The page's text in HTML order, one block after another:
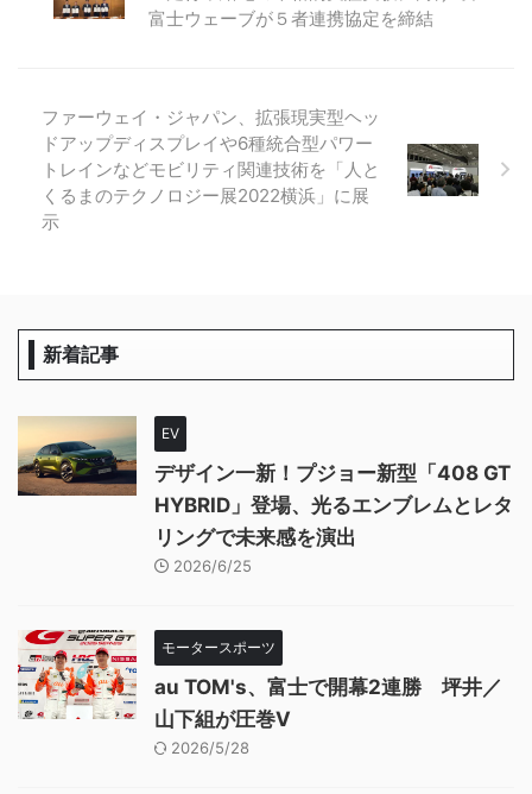
富士ウェーブが５者連携協定を締結
ファーウェイ・ジャパン、拡張現実型ヘッ
ドアップディスプレイや6種統合型パワー
トレインなどモビリティ関連技術を「人と
くるまのテクノロジー展2022横浜」に展
示
新着記事
EV
デザイン一新！プジョー新型「408 GT
HYBRID」登場、光るエンブレムとレタ
リングで未来感を演出
2026/6/25
モータースポーツ
au TOM's、富士で開幕2連勝 坪井／
山下組が圧巻V
2026/5/28